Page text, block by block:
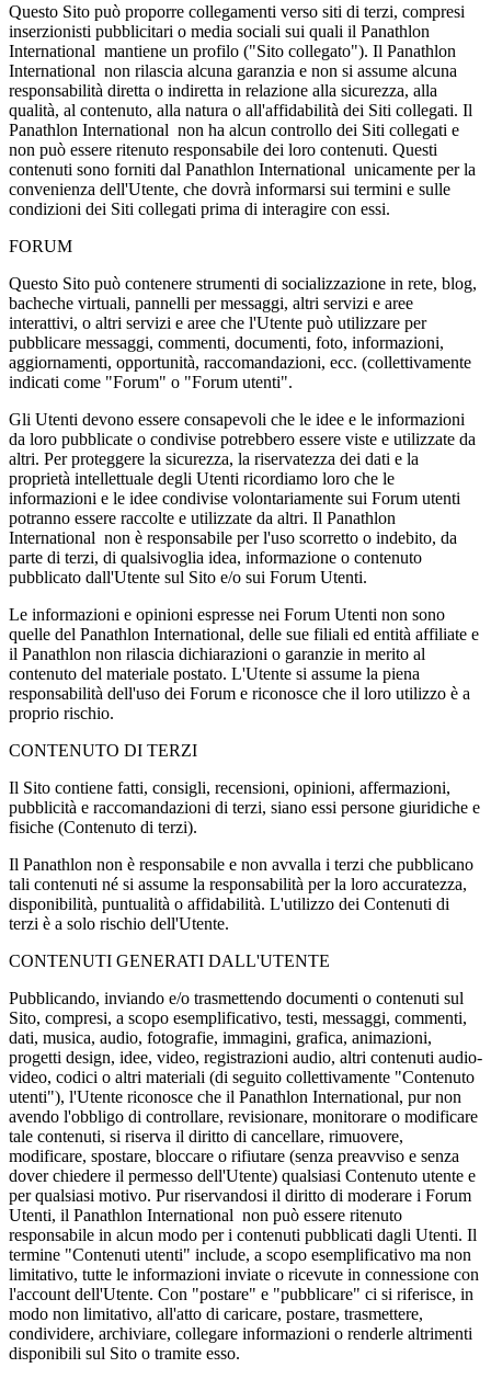
Questo Sito può proporre collegamenti verso siti di terzi, compresi
inserzionisti pubblicitari o media sociali sui quali il Panathlon
International mantiene un profilo ("Sito collegato"). Il Panathlon
International non rilascia alcuna garanzia e non si assume alcuna
responsabilità diretta o indiretta in relazione alla sicurezza, alla
qualità, al contenuto, alla natura o all'affidabilità dei Siti collegati. Il
Panathlon International non ha alcun controllo dei Siti collegati e
non può essere ritenuto responsabile dei loro contenuti. Questi
contenuti sono forniti dal Panathlon International unicamente per la
convenienza dell'Utente, che dovrà informarsi sui termini e sulle
condizioni dei Siti collegati prima di interagire con essi.
FORUM
Questo Sito può contenere strumenti di socializzazione in rete, blog,
bacheche virtuali, pannelli per messaggi, altri servizi e aree
interattivi, o altri servizi e aree che l'Utente può utilizzare per
pubblicare messaggi, commenti, documenti, foto, informazioni,
aggiornamenti, opportunità, raccomandazioni, ecc. (collettivamente
indicati come "Forum" o "Forum utenti".
Gli Utenti devono essere consapevoli che le idee e le informazioni
da loro pubblicate o condivise potrebbero essere viste e utilizzate da
altri. Per proteggere la sicurezza, la riservatezza dei dati e la
proprietà intellettuale degli Utenti ricordiamo loro che le
informazioni e le idee condivise volontariamente sui Forum utenti
potranno essere raccolte e utilizzate da altri. Il Panathlon
International non è responsabile per l'uso scorretto o indebito, da
parte di terzi, di qualsivoglia idea, informazione o contenuto
pubblicato dall'Utente sul Sito e/o sui Forum Utenti.
Le informazioni e opinioni espresse nei Forum Utenti non sono
quelle del Panathlon International, delle sue filiali ed entità affiliate e
il Panathlon non rilascia dichiarazioni o garanzie in merito al
contenuto del materiale postato. L'Utente si assume la piena
responsabilità dell'uso dei Forum e riconosce che il loro utilizzo è a
proprio rischio.
CONTENUTO DI TERZI
Il Sito contiene fatti, consigli, recensioni, opinioni, affermazioni,
pubblicità e raccomandazioni di terzi, siano essi persone giuridiche e
fisiche (Contenuto di terzi).
Il Panathlon non è responsabile e non avvalla i terzi che pubblicano
tali contenuti né si assume la responsabilità per la loro accuratezza,
disponibilità, puntualità o affidabilità. L'utilizzo dei Contenuti di
terzi è a solo rischio dell'Utente.
CONTENUTI GENERATI DALL'UTENTE
Pubblicando, inviando e/o trasmettendo documenti o contenuti sul
Sito, compresi, a scopo esemplificativo, testi, messaggi, commenti,
dati, musica, audio, fotografie, immagini, grafica, animazioni,
progetti design, idee, video, registrazioni audio, altri contenuti audio-
video, codici o altri materiali (di seguito collettivamente "Contenuto
utenti"), l'Utente riconosce che il Panathlon International, pur non
avendo l'obbligo di controllare, revisionare, monitorare o modificare
tale contenuti, si riserva il diritto di cancellare, rimuovere,
modificare, spostare, bloccare o rifiutare (senza preavviso e senza
dover chiedere il permesso dell'Utente) qualsiasi Contenuto utente e
per qualsiasi motivo. Pur riservandosi il diritto di moderare i Forum
Utenti, il Panathlon International non può essere ritenuto
responsabile in alcun modo per i contenuti pubblicati dagli Utenti. Il
termine "Contenuti utenti" include, a scopo esemplificativo ma non
limitativo, tutte le informazioni inviate o ricevute in connessione con
l'account dell'Utente. Con "postare" e "pubblicare" ci si riferisce, in
modo non limitativo, all'atto di caricare, postare, trasmettere,
condividere, archiviare, collegare informazioni o renderle altrimenti
disponibili sul Sito o tramite esso.